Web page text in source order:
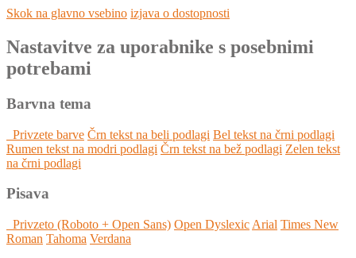
Skok na glavno vsebino izjava o dostopnosti
Nastavitve za uporabnike s posebnimi
potrebami
Barvna tema
Privzete barve Črn tekst na beli podlagi Bel tekst na črni podlagi
Rumen tekst na modri podlagi Črn tekst na bež podlagi Zelen tekst
na črni podlagi
Pisava
Privzeto (Roboto + Open Sans) Open Dyslexic Arial Times New
Roman Tahoma Verdana